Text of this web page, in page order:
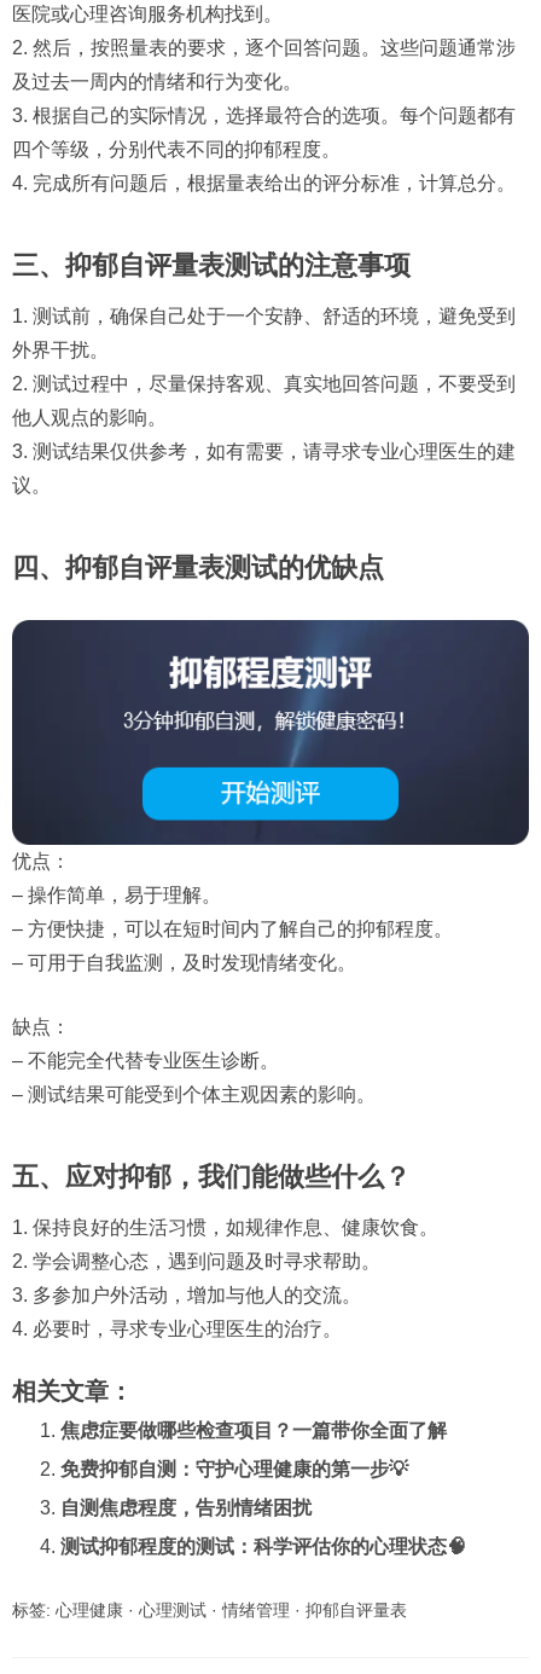
医院或心理咨询服务机构找到。
2. 然后，按照量表的要求，逐个回答问题。这些问题通常涉
及过去一周内的情绪和行为变化。
3. 根据自己的实际情况，选择最符合的选项。每个问题都有
四个等级，分别代表不同的抑郁程度。
4. 完成所有问题后，根据量表给出的评分标准，计算总分。
三、抑郁自评量表测试的注意事项
1. 测试前，确保自己处于一个安静、舒适的环境，避免受到
外界干扰。
2. 测试过程中，尽量保持客观、真实地回答问题，不要受到
他人观点的影响。
3. 测试结果仅供参考，如有需要，请寻求专业心理医生的建
议。
四、抑郁自评量表测试的优缺点
优点：
– 操作简单，易于理解。
– 方便快捷，可以在短时间内了解自己的抑郁程度。
– 可用于自我监测，及时发现情绪变化。
缺点：
– 不能完全代替专业医生诊断。
– 测试结果可能受到个体主观因素的影响。
五、应对抑郁，我们能做些什么？
1. 保持良好的生活习惯，如规律作息、健康饮食。
2. 学会调整心态，遇到问题及时寻求帮助。
3. 多参加户外活动，增加与他人的交流。
4. 必要时，寻求专业心理医生的治疗。
相关文章：
焦虑症要做哪些检查项目？一篇带你全面了解
免费抑郁自测：守护心理健康的第一步💡
自测焦虑程度，告别情绪困扰
测试抑郁程度的测试：科学评估你的心理状态🧠
标签: 心理健康 · 心理测试 ·情绪管理 · 抑郁自评量表